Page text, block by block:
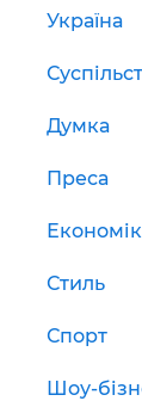
Україна
Думка
Преса
Стиль
Спорт
Шоу-